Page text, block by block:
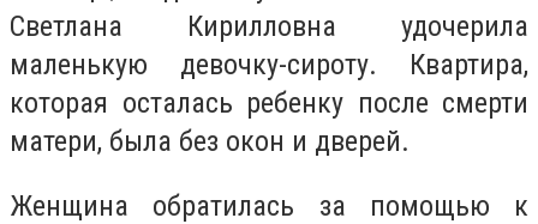
Светлана Кирилловна удочерила
маленькую девочку-сироту. Квартира,
которая осталась ребенку после смерти
матери, была без окон и дверей.
Женщина обратилась за помощью к